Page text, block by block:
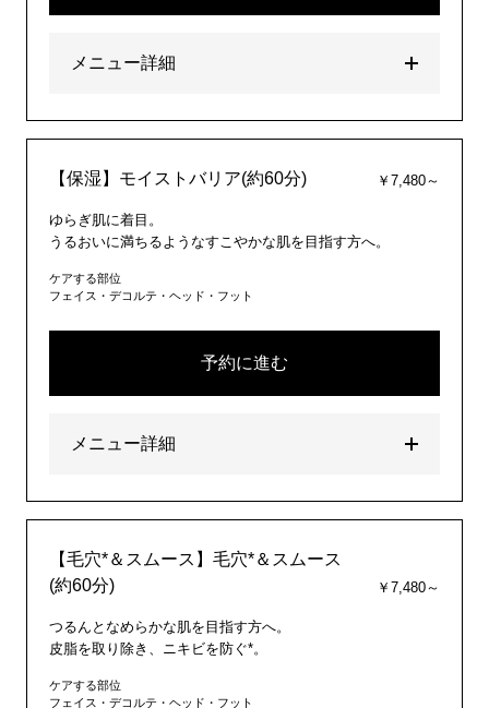
メニュー詳細
【保湿】モイストバリア(約60分) ￥7,480～
ゆらぎ肌に着目。
うるおいに満ちるようなすこやかな肌を目指す方へ。
ケアする部位
フェイス・デコルテ・ヘッド・フット
予約に進む
メニュー詳細
【毛穴*＆スムース】毛穴*＆スムース
(約60分)
￥7,480～
つるんとなめらかな肌を目指す方へ。
皮脂を取り除き、ニキビを防ぐ*。
ケアする部位
フェイス・デコルテ・ヘッド・フット